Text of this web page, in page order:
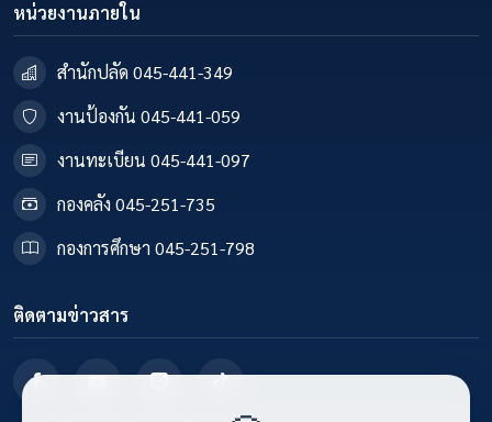
หน่วยงานภายใน
สำนักปลัด 045-441-349
งานป้องกัน 045-441-059
งานทะเบียน 045-441-097
กองคลัง 045-251-735
กองการศึกษา 045-251-798
ติดตามข่าวสาร